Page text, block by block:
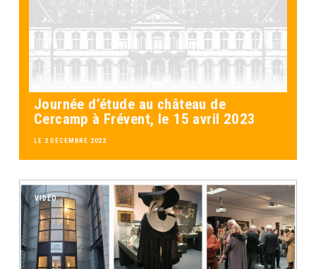
Journée d’étude au château de
Cercamp à Frévent, le 15 avril 2023
LE 2 DÉCEMBRE 2022
VIDÉO